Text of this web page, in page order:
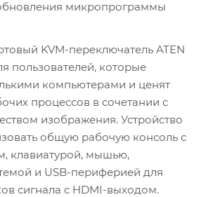
микропрограммы
KVM-переключатель ATEN
пользователей, которые
компьютерами и ценят
процессов в сочетании с
изображения. Устройство
общую рабочую консоль с
клавиатурой, мышью,
и USB-периферией для
сигнала с HDMI-выходом.